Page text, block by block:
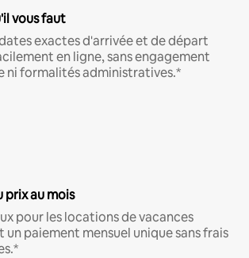
vous faut
exactes d'arrivée et de départ
en ligne, sans engagement
ni formalités administratives.*
prix au mois
pour les locations de vacances
un paiement mensuel unique sans frais